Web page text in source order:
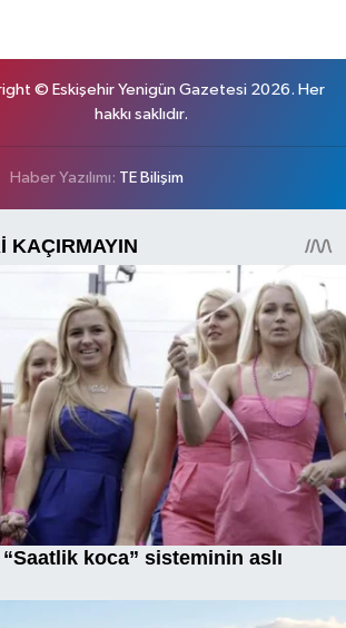
© Eskişehir Yenigün Gazetesi 2026. Her
hakkı saklıdır.
Haber Yazılımı: TE Bilişim